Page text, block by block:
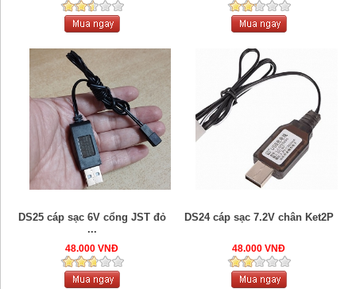
DS25 cáp sạc 6V cổng JST đỏ
...
48.000 VNĐ
DS24 cáp sạc 7.2V chân Ket2P
48.000 VNĐ